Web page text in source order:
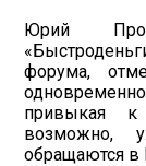
Юрий
форума,
привыкая к
возможно,
обращаются